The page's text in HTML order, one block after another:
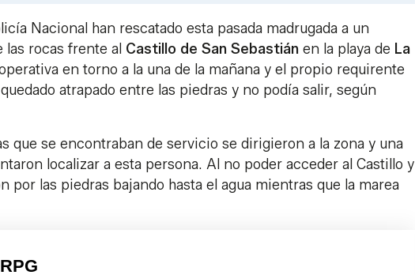
Nacional han rescatado esta pasada madrugada a un
las rocas frente al Castillo de San Sebastián en la playa de La
en torno a la una de la mañana y el propio requirente
atrapado entre las piedras y no podía salir, según
que se encontraban de servicio se dirigieron a la zona y una
localizar a esta persona. Al no poder acceder al Castillo y
por las piedras bajando hasta el agua mientras que la marea